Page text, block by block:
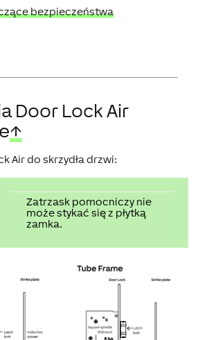
bezpieczeństwa
Door Lock Air
↑
Air do skrzydła drzwi:
Zatrzask pomocniczy nie
może stykać się z płytką
zamka.